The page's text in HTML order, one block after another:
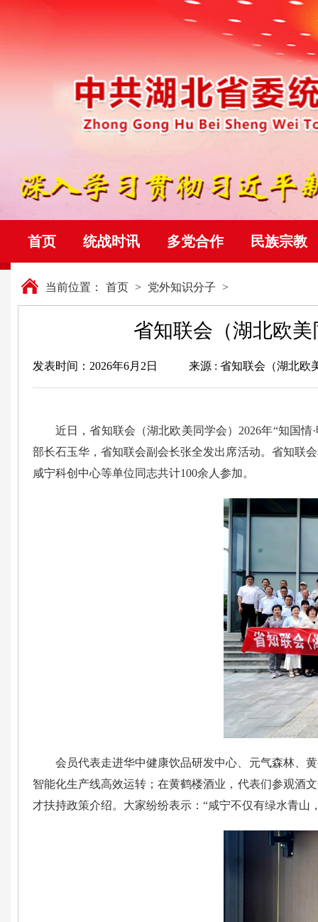
首页 统战时讯 多党合作 民族宗教
当前位置： 首页 > 党外知识分子 >
省知联会（湖北欧美
发表时间：2026年6月2日 来源 : 省知联会（湖北欧
近日，省知联会（湖北欧美同学会）2026年“知国
部长石玉华，省知联会副会长张全发出席活动。省知联
咸宁科创中心等单位同志共计100余人参加。
会员代表走进华中健康饮品研发中心、元气森林、
智能化生产线高效运转；在黄鹤楼酒业，代表们参观酒
才扶持政策介绍。大家纷纷表示：“咸宁不仅有绿水青山